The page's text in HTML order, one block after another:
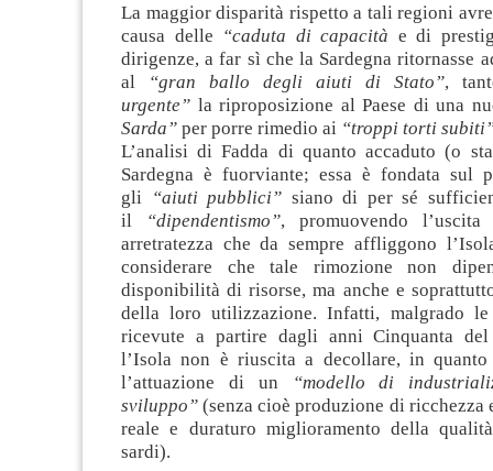
La maggior disparità rispetto a tali regioni
causa delle “caduta di capacità e di
dirigenze, a far sì che la Sardegna ritornasse
al
“gran ballo degli aiuti di Stato”,
urgente” la riproposizione al Paese di una
Sarda” per porre rimedio ai “troppi torti
L’analisi di Fadda di quanto accaduto (o
Sardegna è fuorviante; essa è fondata sul
gli
“aiuti pubblici” siano di per sé
il
“dipendentismo”, promuovendo
arretratezza che da sempre affliggono
considerare che tale rimozione non
disponibilità di risorse, ma anche e
della loro utilizzazione. Infatti, malgrado
ricevute a partire dagli anni Cinquanta del
l’Isola non è riuscita a decollare, in
l’attuazione di un
“modello di
sviluppo” (senza cioè produzione di ricchezza
reale e duraturo miglioramento della
sardi).